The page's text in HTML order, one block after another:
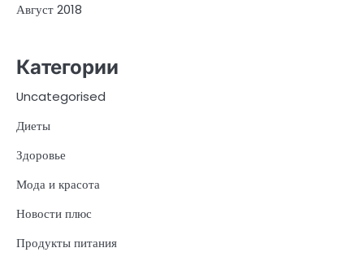
Август 2018
Категории
Uncategorised
Диеты
Здоровье
Мода и красота
Новости плюс
Продукты питания